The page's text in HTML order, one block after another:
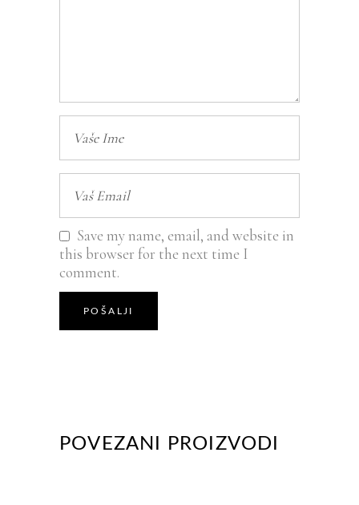
Save my name, email, and website in
this browser for the next time I
comment.
POVEZANI PROIZVODI